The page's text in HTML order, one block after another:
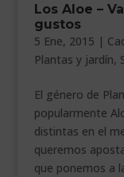
VEURE EN CATALÀ
Los Aloe –
gustos
5 Ene, 2015 |
Plantas y jardín,
El género de
popularmente
distintas en el
queremos
que ponemos a